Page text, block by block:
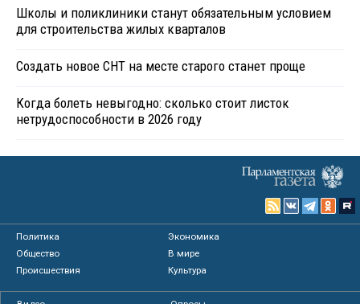
Школы и поликлиники станут обязательным условием
для строительства жилых кварталов
Создать новое СНТ на месте старого станет проще
Когда болеть невыгодно: сколько стоит листок
нетрудоспособности в 2026 году
Политика
Экономика
Общество
В мире
Происшествия
Культура